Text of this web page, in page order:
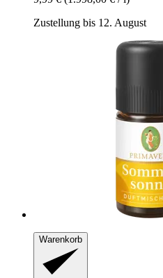
Zustellung bis 12. August
Warenkorb